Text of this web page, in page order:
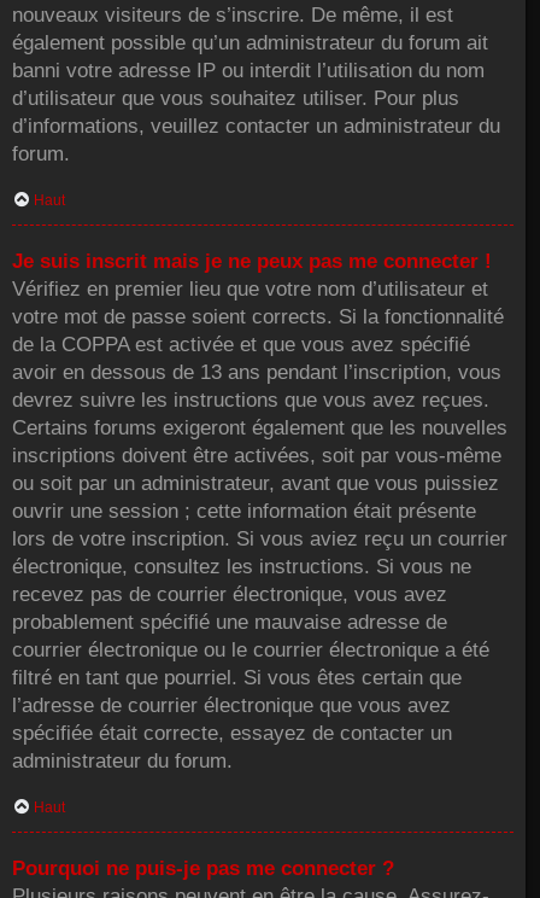
nouveaux visiteurs de s’inscrire. De même, il est
également possible qu’un administrateur du forum ait
banni votre adresse IP ou interdit l’utilisation du nom
d’utilisateur que vous souhaitez utiliser. Pour plus
d’informations, veuillez contacter un administrateur du
forum.
Haut
Je suis inscrit mais je ne peux pas me connecter !
Vérifiez en premier lieu que votre nom d’utilisateur et
votre mot de passe soient corrects. Si la fonctionnalité
de la COPPA est activée et que vous avez spécifié
avoir en dessous de 13 ans pendant l’inscription, vous
devrez suivre les instructions que vous avez reçues.
Certains forums exigeront également que les nouvelles
inscriptions doivent être activées, soit par vous-même
ou soit par un administrateur, avant que vous puissiez
ouvrir une session ; cette information était présente
lors de votre inscription. Si vous aviez reçu un courrier
électronique, consultez les instructions. Si vous ne
recevez pas de courrier électronique, vous avez
probablement spécifié une mauvaise adresse de
courrier électronique ou le courrier électronique a été
filtré en tant que pourriel. Si vous êtes certain que
l’adresse de courrier électronique que vous avez
spécifiée était correcte, essayez de contacter un
administrateur du forum.
Haut
Pourquoi ne puis-je pas me connecter ?